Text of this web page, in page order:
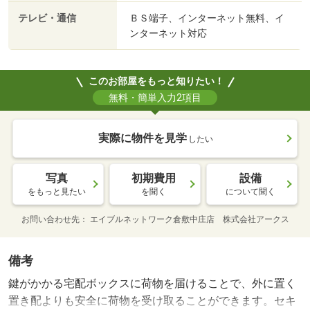
テレビ・通信
ＢＳ端子、インターネット無料、イ
ンターネット対応
このお部屋をもっと知りたい！
無料・簡単入力2項目
実際に物件を見学 したい
写真
をもっと見たい
初期費用
を聞く
設備
について聞く
お問い合わせ先 エイブルネットワーク倉敷中庄店 株式会社アークス
備考
鍵がかかる宅配ボックスに荷物を届けることで、外に置く
置き配よりも安全に荷物を受け取ることができます。セキ